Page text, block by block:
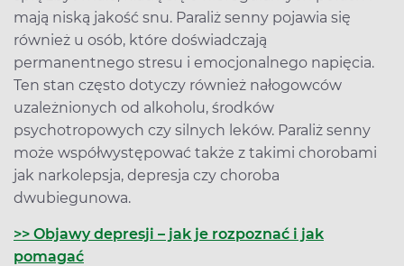
mają niską jakość snu. Paraliż senny pojawia się
również u osób, które doświadczają
permanentnego stresu i emocjonalnego napięcia.
Ten stan często dotyczy również nałogowców
uzależnionych od alkoholu, środków
psychotropowych czy silnych leków. Paraliż senny
może współwystępować także z takimi chorobami
jak narkolepsja, depresja czy choroba
dwubiegunowa.
>> Objawy depresji – jak je rozpoznać i jak
pomagać